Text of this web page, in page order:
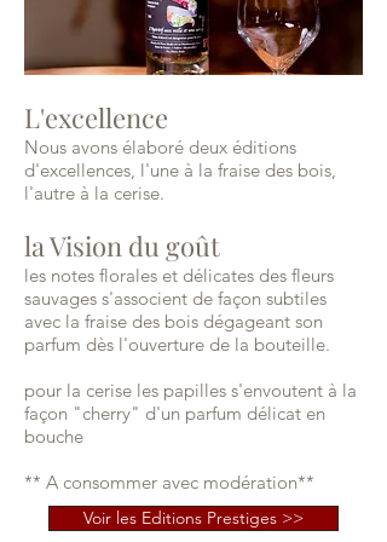
L'excellence
Nous avons élaboré deux éditions
d'excellences, l'une à la fraise des bois,
l'autre à la cerise.
la Vision du goût
les notes florales et délicates des fleurs
sauvages s'associent de façon subtiles
avec la fraise des bois dégageant son
parfum dès l'ouverture de la bouteille.
pour la cerise les papilles s'envoutent à la
façon "cherry" d'un parfum délicat en
bouche
** A consommer avec modération**
Voir les Editions Prestiges >>